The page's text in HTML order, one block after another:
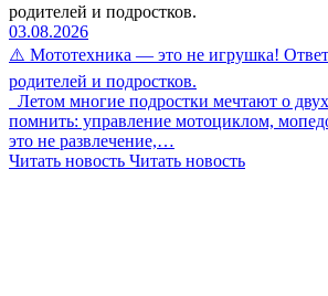
родителей и подростков.
03.08.2026
⚠️ Мототехника — это не игрушка!
родителей и подростков.
Летом многие подростки мечтают о
помнить: управление мотоциклом,
это не развлечение,…
Читать новость Читать новость